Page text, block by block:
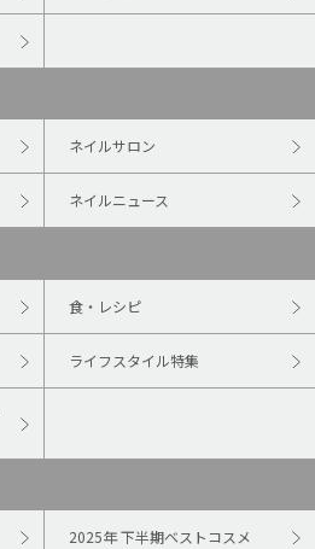
ネイルサロン
ネイルニュース
食・レシピ
ライフスタイル特集
2025年 下半期ベストコスメ